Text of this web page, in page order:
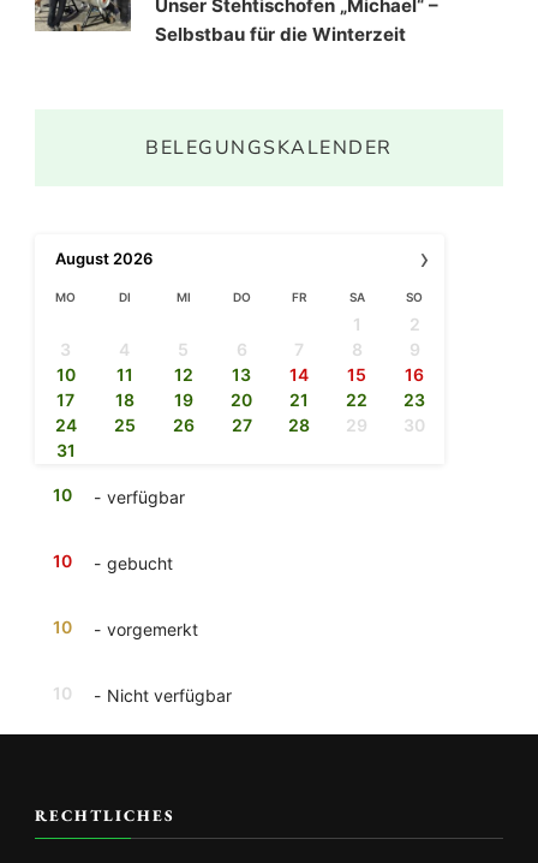
Unser Stehtischofen „Michael“ –
Selbstbau für die Winterzeit
BELEGUNGSKALENDER
›
August 2026
MO DI MI DO FR SA SO
1
2
3
4 5 6 7 8
9
10
11 12 13 14 15
16
17
18 19 20 21 22
23
24
25 26 27 28 29
30
31
10 - verfügbar
10 - gebucht
10 - vorgemerkt
10 - Nicht verfügbar
RECHTLICHES